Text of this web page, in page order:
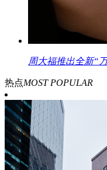
周大福推出全新“
热点MOST POPULAR